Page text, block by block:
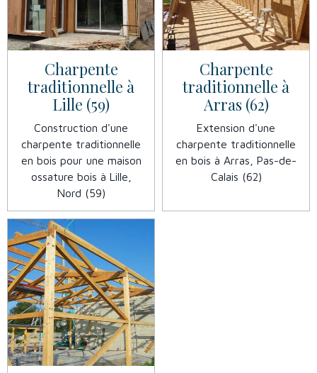
Charpente
traditionnelle à
Lille (59)
Construction d'une
charpente traditionnelle
en bois pour une maison
ossature bois à Lille,
Nord (59)
Charpente
traditionnelle à
Arras (62)
Extension d'une
charpente traditionnelle
en bois à Arras, Pas-de-
Calais (62)